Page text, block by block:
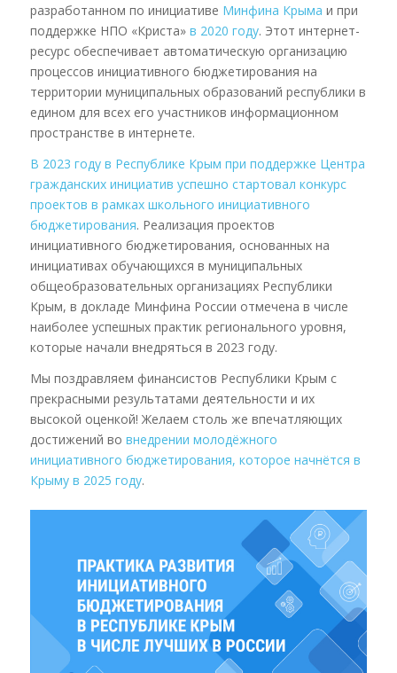
разработанном по инициативе Минфина Крыма и при
поддержке НПО «Криста» в 2020 году. Этот интернет-
ресурс обеспечивает автоматическую организацию
процессов инициативного бюджетирования на
территории муниципальных образований республики в
едином для всех его участников информационном
пространстве в интернете.
В 2023 году в Республике Крым при поддержке Центра
гражданских инициатив успешно стартовал конкурс
проектов в рамках школьного инициативного
бюджетирования. Реализация проектов
инициативного бюджетирования, основанных на
инициативах обучающихся в муниципальных
общеобразовательных организациях Республики
Крым, в докладе Минфина России отмечена в числе
наиболее успешных практик регионального уровня,
которые начали внедряться в 2023 году.
Мы поздравляем финансистов Республики Крым с
прекрасными результатами деятельности и их
высокой оценкой! Желаем столь же впечатляющих
достижений во внедрении молодёжного
инициативного бюджетирования, которое начнётся в
Крыму в 2025 году.